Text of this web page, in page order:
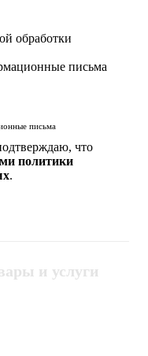
обработки
письма
письма
что
политики
.
и услуги